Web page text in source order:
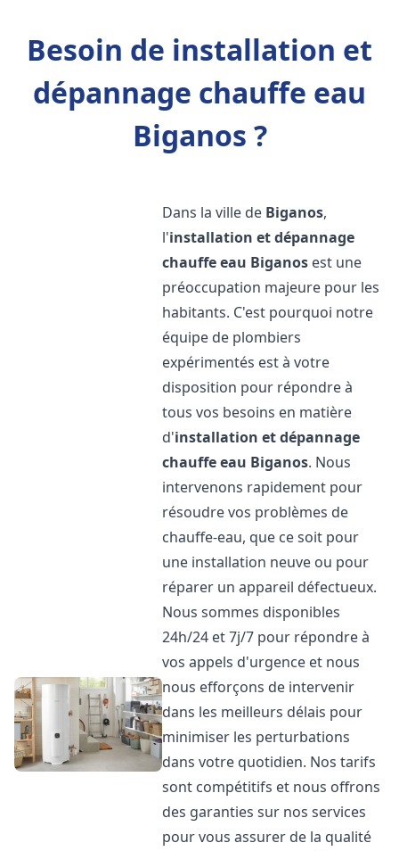
Besoin de installation et
dépannage chauffe eau
Biganos ?
Dans la ville de Biganos,
l'installation et dépannage
chauffe eau Biganos est une
préoccupation majeure pour les
habitants. C'est pourquoi notre
équipe de plombiers
expérimentés est à votre
disposition pour répondre à
tous vos besoins en matière
d'installation et dépannage
chauffe eau Biganos. Nous
intervenons rapidement pour
résoudre vos problèmes de
chauffe-eau, que ce soit pour
une installation neuve ou pour
réparer un appareil défectueux.
Nous sommes disponibles
24h/24 et 7j/7 pour répondre à
vos appels d'urgence et nous
nous efforçons de intervenir
dans les meilleurs délais pour
minimiser les perturbations
dans votre quotidien. Nos tarifs
sont compétitifs et nous offrons
des garanties sur nos services
pour vous assurer de la qualité